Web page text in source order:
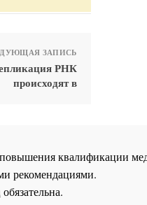
ЗАПИСЬ
РНК
происходят в
квалификации
рекомендациями.
обязательна.